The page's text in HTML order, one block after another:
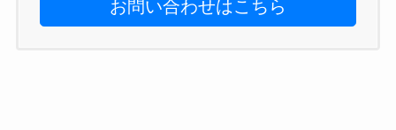
お問い合わせはこちら